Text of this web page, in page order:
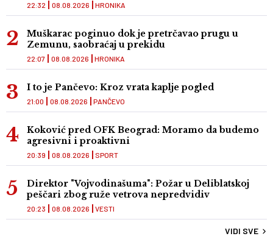
HRONIKA
22:32 08.08.2026
Muškarac poginuo dok je pretrčavao prugu u
Zemunu, saobraćaj u prekidu
HRONIKA
22:07 08.08.2026
I to je Pančevo: Kroz vrata kaplje pogled
PANČEVO
21:00 08.08.2026
Koković pred OFK Beograd: Moramo da budemo
agresivni i proaktivni
SPORT
20:39 08.08.2026
Direktor "Vojvodinašuma": Požar u Deliblatskoj
peščari zbog ruže vetrova nepredvidiv
VESTI
20:23 08.08.2026
VIDI SVE